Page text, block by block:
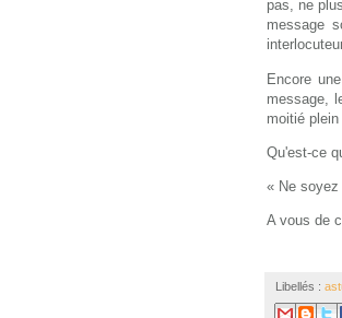
pas, ne
message
Encore
message,
moitié plein
Qu'est-ce
« Ne
A vous de
Libellés :